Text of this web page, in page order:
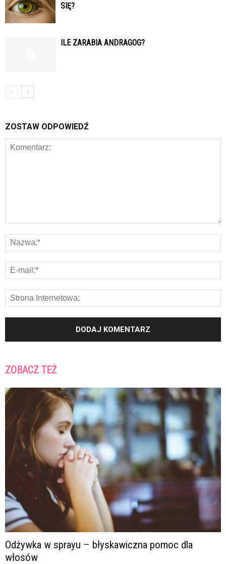
SIĘ?
ILE ZARABIA ANDRAGOG?
ZOSTAW ODPOWIEDŹ
ZOBACZ TEŻ
Odżywka w sprayu – błyskawiczna pomoc dla
włosów